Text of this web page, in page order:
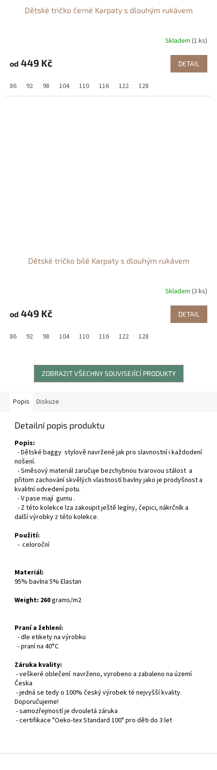
Dětské tričko černé Karpaty s dlouhým rukávem
Skladem (1 ks)
od 449 Kč DETAIL
86 92 98 104 110 116 122 128
Dětské tričko bílé Karpaty s dlouhým rukávem
Skladem (3 ks)
od 449 Kč DETAIL
86 92 98 104 110 116 122 128
ZOBRAZIT VŠECHNY SOUVISEJÍCÍ PRODUKTY
Popis Diskuze
Detailní popis produktu
Popis:
- Dětské baggy stylově navržené jak pro slavnostní i každodení
nošení.
- Směsový materiál zaručuje bezchybnou tvarovou stálost a
přitom zachování skvělých vlastností bavlny jako je prodyšnost a
kvalitní odvedení potu.
- V pase mají gumu .
- Z této kolekce lza zakoupit ještě legíny, čepici, nákrčník a
další výrobky z této kolekce.
Použití:
- celoroční
Materiál:
95% bavlna 5% Elastan
Weight: 260grams/m2
Praní a žehlení:
- dle etikety na výrobku
- praní na 40°C
Záruka kvality:
- veškeré oblečení navrženo, vyrobeno a zabaleno na území
Česka
- jedná se tedy o 100% český výrobek té nejvyšší kvality.
Doporučujeme!
- samozřejmostí je dvouletá záruka
- certifikace "Oeko-tex Standard 100" pro děti do 3 let